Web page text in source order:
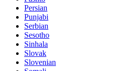
Persian
Punjabi
Serbian
Sesotho
Sinhala
Slovak
Slovenian